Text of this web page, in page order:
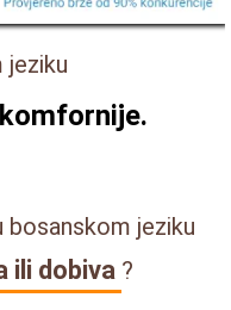
jeziku
komfornije.
bosanskom jeziku
ili dobiva ?